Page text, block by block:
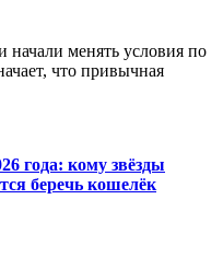
начали менять условия по
что привычная
года: кому звёзды
беречь кошелёк